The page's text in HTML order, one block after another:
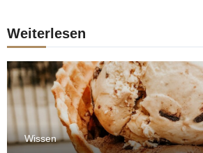
Weiterlesen
Wissen